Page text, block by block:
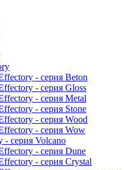
- серия Beton
- серия Gloss
- серия Metal
- серия Stone
- серия Wood
- серия Wow
- серия Volcano
- серия Dune
- серия Crystal